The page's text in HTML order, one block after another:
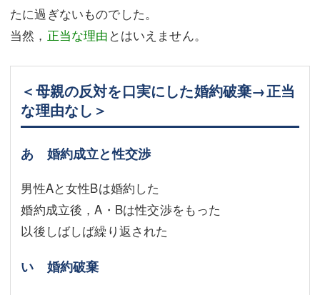
たに過ぎないものでした。
当然， 正当な理由 とはいえません。
＜母親の反対を口実にした婚約破棄→正当
な理由なし＞
あ 婚約成立と性交渉
男性Aと女性Bは婚約した
婚約成立後，A・Bは性交渉をもった
以後しばしば繰り返された
い 婚約破棄